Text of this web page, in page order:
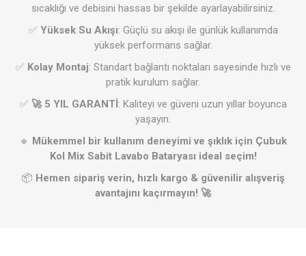
sıcaklığı ve debisini hassas bir şekilde ayarlayabilirsiniz.
✅ Yüksek Su Akışı: Güçlü su akışı ile günlük kullanımda
yüksek performans sağlar.
✅ Kolay Montaj: Standart bağlantı noktaları sayesinde hızlı ve
pratik kurulum sağlar.
✅ 🚀 5 YIL GARANTİ: Kaliteyi ve güveni uzun yıllar boyunca
yaşayın.
🔹 Mükemmel bir kullanım deneyimi ve şıklık için Çubuk
Kol Mix Sabit Lavabo Bataryası ideal seçim!
📦 Hemen sipariş verin, hızlı kargo & güvenilir alışveriş
avantajını kaçırmayın! 🚀